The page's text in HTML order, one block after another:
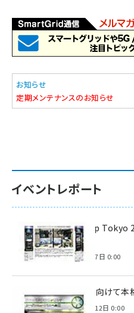
お知らせ
定期メンテナンスのお知らせ
イベントレポート
【Interop Tokyo
5G！
2022年7月7日 0:00
脱炭素に向けて
2022年6月12日 0:00